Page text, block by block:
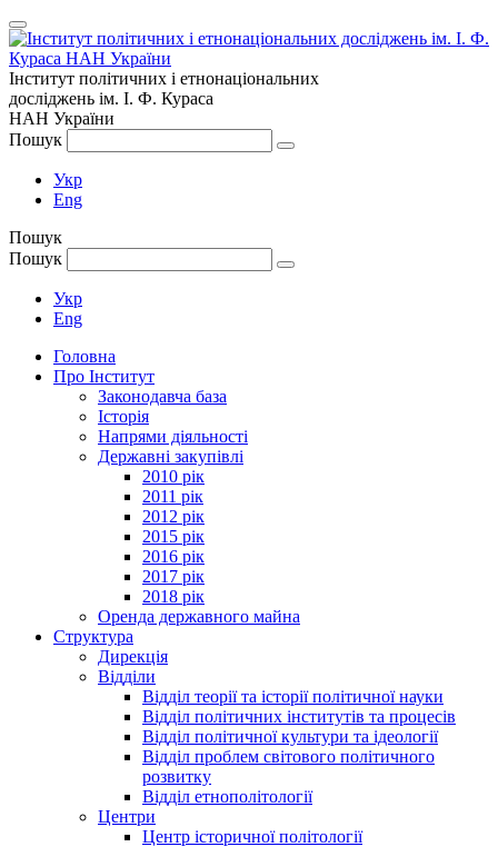
Інститут політичних і етнонаціональних
досліджень ім. І. Ф. Кураса
НАН України
Пошук
Укр
Eng
Пошук
Пошук
Укр
Eng
Головна
Про Інститут
Законодавча база
Історія
Напрями діяльності
Державні закупівлі
2010 рік
2011 рік
2012 рік
2015 рік
2016 рік
2017 рік
2018 рік
Оренда державного майна
Структура
Дирекція
Відділи
Відділ теорії та історії політичної науки
Відділ політичних інститутів та процесів
Відділ політичної культури та ідеології
Відділ проблем світового політичного
розвитку
Відділ етнополітології
Центри
Центр історичної політології